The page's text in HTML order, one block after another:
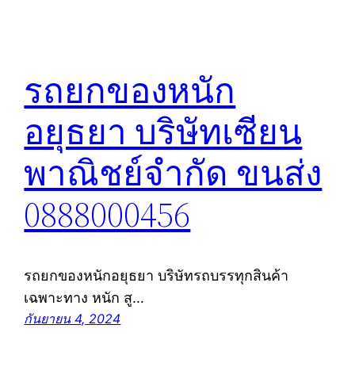
รถยกของหนัก
อยุธยา บริษัทเซียน
พาณิชย์จำกัด ขนส่ง
0888000456
รถยกของหนักอยุธยา บริษัทรถบรรทุกสินค้า
เฉพาะทาง หนัก สู…
กันยายน 4, 2024